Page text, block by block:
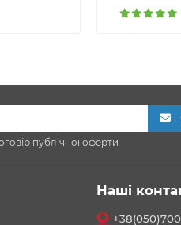
публічної оферти
Наші